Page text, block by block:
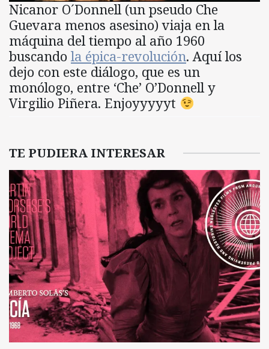
Nicanor O´Donnell (un pseudo Che
Guevara menos asesino) viaja en la
máquina del tiempo al año 1960
buscando la épica-revolución. Aquí los
dejo con este diálogo, que es un
monólogo, entre ‘Che’ O’Donnell y
Virgilio Piñera. Enjoyyyyyt
TE PUDIERA INTERESAR